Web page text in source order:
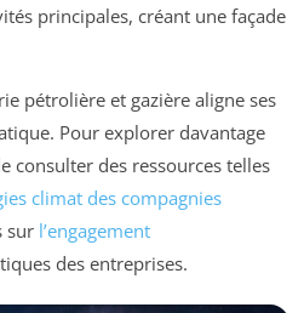
principales, créant une façade
pétrolière et gazière aligne ses
Pour explorer davantage
consulter des ressources telles
climat des compagnies
sur l’engagement
des entreprises.